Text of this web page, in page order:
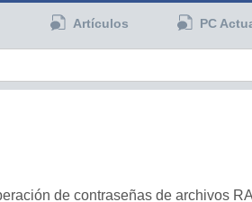
Artículos PC
de contraseñas de archivos